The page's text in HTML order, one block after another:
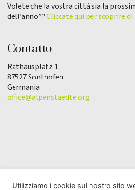
Volete che la vostra città sia la
dell’anno”?Cliccate qui per scoprire
Contatto
Rathausplatz 1
87527 Sonthofen
Germania
office@alpenstaedte.org
Utilizziamo i cookie sul nostro sito